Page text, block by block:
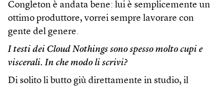
Congleton è andata bene: lui è semplicemente un
ottimo produttore, vorrei sempre lavorare con
gente del genere.
I testi dei Cloud Nothings sono spesso molto cupi e
viscerali. In che modo li scrivi?
Di solito li butto giù direttamente in studio, il